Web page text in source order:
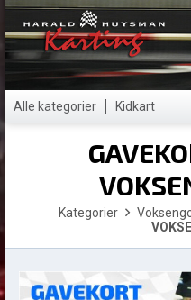
Alle kategorier Kidkart
Kategorier